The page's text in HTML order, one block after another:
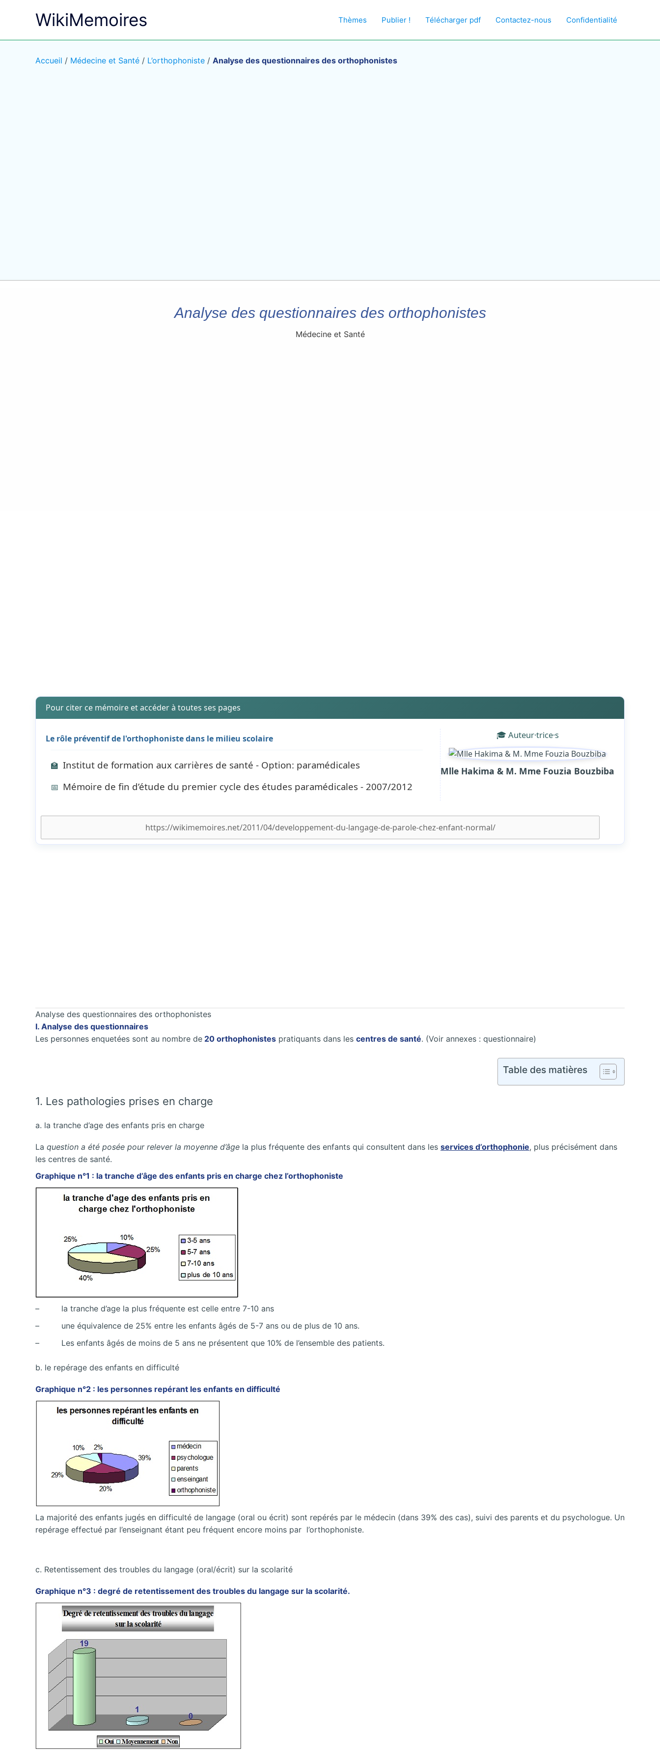
WikiMemoires Thèmes Publier ! Télécharger pdf Contactez-nous Confidentialité
Accueil / Médecine et Santé / L’orthophoniste / Analyse des questionnaires des orthophonistes
Analyse des questionnaires des orthophonistes
Médecine et Santé
Pour citer ce mémoire et accéder à toutes ses pages
Le rôle préventif de l'orthophoniste dans le milieu scolaire
🏫 Institut de formation aux carrières de santé - Option: paramédicales
📅 Mémoire de fin d’étude du premier cycle des études paramédicales - 2007/2012
🎓 Auteur·trice·s
Mlle Hakima & M. Mme Fouzia Bouzbiba
Analyse des questionnaires des orthophonistes
I. Analyse des questionnaires
Les personnes enquetées sont au nombre de 20 orthophonistes pratiquants dans les centres de santé. (Voir annexes : questionnaire)
Table des matières
1. Les pathologies prises en charge
a. la tranche d’age des enfants pris en charge
La question a été posée pour relever la moyenne d’âge la plus fréquente des enfants qui consultent dans les services d’orthophonie, plus précisément dans
les centres de santé.
Graphique n°1 : la tranche d’âge des enfants pris en charge chez l’orthophoniste
– la tranche d’age la plus fréquente est celle entre 7-10 ans
– une équivalence de 25% entre les enfants âgés de 5-7 ans ou de plus de 10 ans.
– Les enfants âgés de moins de 5 ans ne présentent que 10% de l’ensemble des patients.
b. le repérage des enfants en difficulté
Graphique n°2 : les personnes repérant les enfants en difficulté
La majorité des enfants jugés en difficulté de langage (oral ou écrit) sont repérés par le médecin (dans 39% des cas), suivi des parents et du psychologue. Un
repérage effectué par l’enseignant étant peu fréquent encore moins par l’orthophoniste.
c. Retentissement des troubles du langage (oral/écrit) sur la scolarité
Graphique n°3 : degré de retentissement des troubles du langage sur la scolarité.